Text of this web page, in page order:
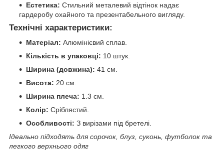
Естетика: Стильний металевий відтінок надає
гардеробу охайного та презентабельного вигляду.
Технічні характеристики:
Матеріал: Алюмінієвий сплав.
Кількість в упаковці: 10 штук.
Ширина (довжина): 41 см.
Висота: 20 см.
Ширина плеча: 1.3 см.
Колір: Сріблястий.
Особливості: З вирізами під бретелі.
Ідеально підходять для сорочок, блуз, суконь, футболок та
легкого верхнього одяг